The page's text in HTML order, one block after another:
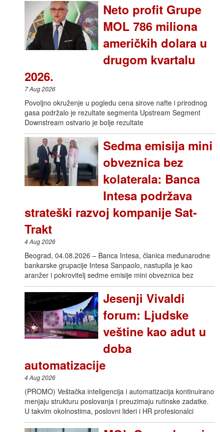
Neto profit Grupe
MOL 786 miliona
američkih dolara u
drugom kvartalu
2026.
7 Aug 2026
Povoljno okruženje u pogledu cena sirove nafte i prirodnog
gasa podržalo je rezultate segmenta Upstream Segment
Downstream ostvario je bolje rezultate
Sedma emisija mini
obveznica bez
kolaterala: Banca
Intesa podržava
strateški razvoj kompanije Sat-
Trakt
4 Aug 2026
Beograd, 04.08.2026 – Banca Intesa, članica međunarodne
bankarske grupacije Intesa Sanpaolo, nastupila je kao
aranžer i pokrovitelj sedme emisije mini obveznica bez
Jesenji Vivaldi
forum: Ljudske
veštine kao adut u
doba
automatizacije
4 Aug 2026
(PROMO) Veštačka inteligencija i automatizacija kontinuirano
menjaju strukturu poslovanja i preuzimaju rutinske zadatke.
U takvim okolnostima, poslovni lideri i HR profesionalci